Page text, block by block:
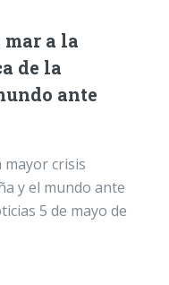
a la
de la
ante
mayor crisis
y el mundo ante
5 de mayo de